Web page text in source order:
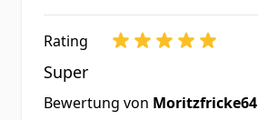
Rating
Super
Bewertung von Moritzfricke64